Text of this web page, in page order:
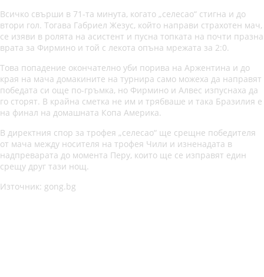
Всичко свърши в 71-та минута, когато „селесао“ стигна и до
втори гол. Тогава Габриел Жезус, който направи страхотен мач,
се изяви в ролята на асистент и пусна топката на почти празна
врата за Фирмино и той с лекота опъна мрежата за 2:0.
Това попадение окончателно уби порива на Аржентина и до
края на мача домакините на турнира само можеха да направят
победата си още по-гръмка, но Фирмино и Алвес изпуснаха да
го сторят. В крайна сметка не им и трябваше и така Бразилия е
на финал на домашната Копа Америка.
В директния спор за трофея „селесао“ ще срещне победителя
от мача между носителя на трофея Чили и изненадата в
надпреварата до момента Перу, които ще се изправят един
срещу друг тази нощ.
Източник: gong.bg